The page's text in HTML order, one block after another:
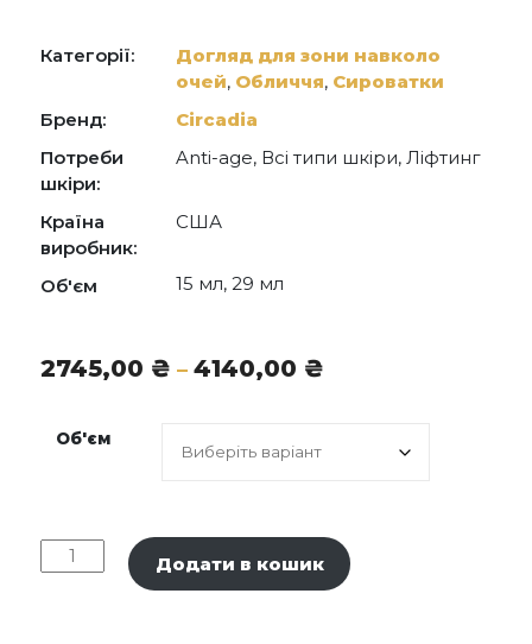
Jasminoides Meristem Cell Culture,
Phenoxyethanol, Capryl Glycol, Hexylene Glycol,
Glycerin, Xanthan Gum, Citric Acid, Sodium
Dextran Sulfate, Ethylhexylglycerin, Potassium
Sorbate, Sodium Benzoate.
Категорії:
Догляд для зони навколо
очей, Обличчя, Сироватки
Бренд:
Circadia
Потреби
шкіри:
Anti-age, Всі типи шкіри, Ліфтинг
Країна
виробник:
США
Об'єм 15 мл, 29 мл
2745,00 ₴ – 4140,00 ₴
2745,00 ₴
Об'єм
CIRCADIA
Emergency
Додати в кошик